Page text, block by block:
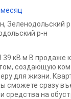
месяц
, Зеленодольский
р-н
кВ.м В продаже
создающую
для жизни.
сможете сразу
средства на